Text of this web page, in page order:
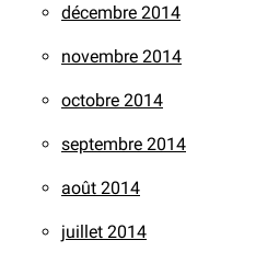
décembre 2014
novembre 2014
octobre 2014
septembre 2014
août 2014
juillet 2014